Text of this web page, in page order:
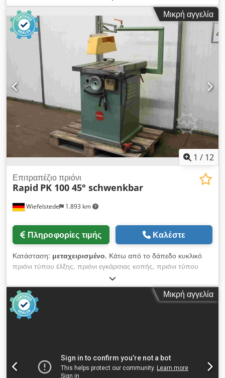
δισκοπρίονο Dodpfx Asi I Hc Uscajck -Κατασκευαστής: White
Paisley, επιτραπέζιο δισκοπρίονο σε στερεό πλαίσιο βάσης
-Ισχύς κινητήρα: 6,3 kW / 1430 rpm -Λάμα πριονιού: Ø 550
mm -Μέγιστο ύψος κοπής 180 mm -πλάτος κοπής: έως 455
mm -Υψος τραπεζιού: 850 έως 1000 mm -Απομάκρυνση
νάνων: Το σύστημα εξαγωγής μπορεί να παρασχεθεί με
επιπλέον κόστος. -Διαστάσεις 1240/1100/H1500 mm -Βάρος:
762 kg
Μικρή αγγελία
1 / 12
Wiefelstede 1.893 km
Επιτραπέζιο πριόνι
Rapid PK 100 45° schwenkbar
Πληροφορίες τιμής Καλέστε
Κατάσταση: μεταχειρισμένο, Κάτω από το δάπεδο κυκλικό
πριόνι τύπου έλξης, πριόνι εγκάρσιας κοπής, πριόνι τύπου
έλξης, πριόνι εγκάρσιας κοπής, πριόνι συρόμενου τραπεζιού,
κυκλικό πριόνι, κυκλικό πριόνι ακριβείας -Κατασκευαστής:
Rapid, Τραπέζι κυκλικό πριόνι Μονάδα πριονιού: 45°
περιστρεφόμενο -Τύπος: Pk 100 -Ισχύς κινητήρα: 2,5 kW /
2850 rpm -Δίσκος πριονιού: Ø 175 mm, (μέγ. Ø 300 mm)
-Βάρος: 162 kg
Μικρή αγγελία